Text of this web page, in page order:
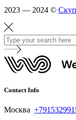
2023 — 2024 ©
Contact Info
Москва